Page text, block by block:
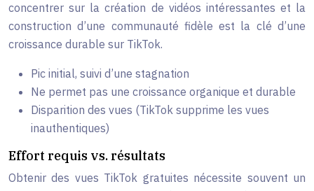
concentrer sur la création de vidéos intéressantes et la
construction d’une communauté fidèle est la clé d’une
croissance durable sur TikTok.
Pic initial, suivi d’une stagnation
Ne permet pas une croissance organique et durable
Disparition des vues (TikTok supprime les vues
inauthentiques)
Effort requis vs. résultats
Obtenir des vues TikTok gratuites nécessite souvent un